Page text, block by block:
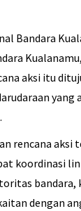
Bandara
aksi itu
rencana aksi
koordinasi
bandara,
dengan